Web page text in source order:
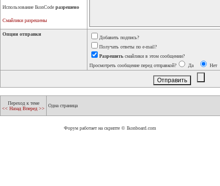
Использование IkonCode разрешено
Смайлики разрешены
Опции отправки
Добавить подпись?
Получать ответы по e-mail?
Разрешить смайлики в этом сообщении?
Просмотреть сообщение перед отправкой?
Да Нет
Переход к теме
<< Назад Вперед >>
Одна страница
Форум работает на скрипте © Ikonboard.com